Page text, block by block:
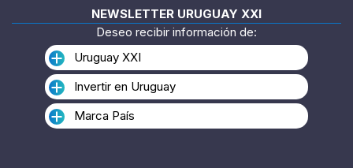
NEWSLETTER URUGUAY XXI
Deseo recibir información de:
Uruguay XXI
Invertir en Uruguay
Marca País